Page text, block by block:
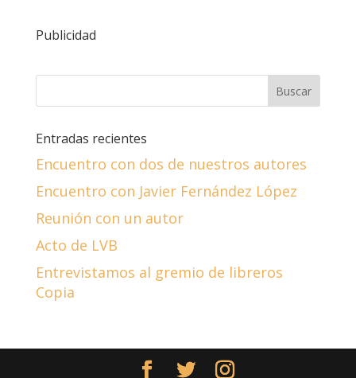
Publicidad
Entradas recientes
Encuentro con dos de nuestros autores
Encuentro con Javier Fernández López
Reunión con un autor
Acto de LVB
Entrevistamos al gremio de libreros
Copia